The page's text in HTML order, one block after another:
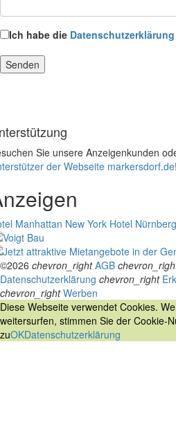
Ich habe die Datenschutzerklärung
Sie unsere Anzeigenkunden
der Webseite markersdorf.de!
Manhattan New York Hotel Nürnberg
©2026 chevron_right AGB
Datenschutzerklärung chevron_right
chevron_right Werben
Diese Webseite verwendet Cookies.
weitersurfen, stimmen Sie der Cookie-
zuOKDatenschutzerklärung